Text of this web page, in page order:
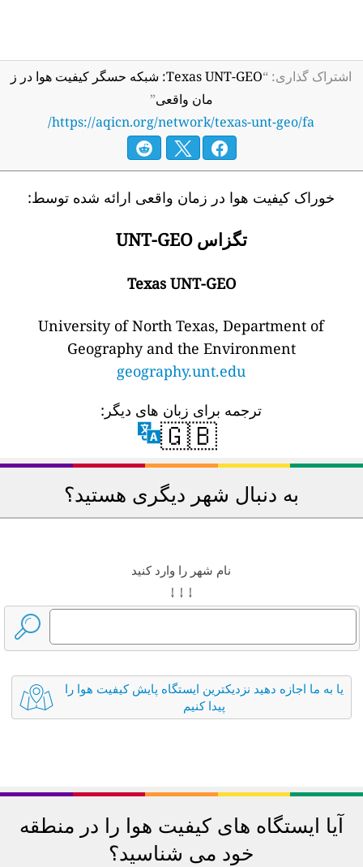
اشتراک گذاری: “
Texas UNT-GEO: شبکه حسگر کیفیت هوا در ز
مان واقعی ”
https://aqicn.org/network/texas-unt-geo/fa/
خوراک کیفیت هوا در زمان واقعی ارائه شده توسط:
تگزاس UNT-GEO
Texas UNT-GEO
University of North Texas, Department of
Geography and the Environment
geography.unt.edu
ترجمه برای زبان های دیگر:
🇬🇧
به دنبال شهر دیگری هستید؟
نام شهر را وارد کنید
↓ ↓ ↓
یا به ما اجازه دهید نزدیکترین ایستگاه پایش کیفیت هوا را
پیدا کنیم
آیا ایستگاه های کیفیت هوا را در منطقه
خود می شناسید؟